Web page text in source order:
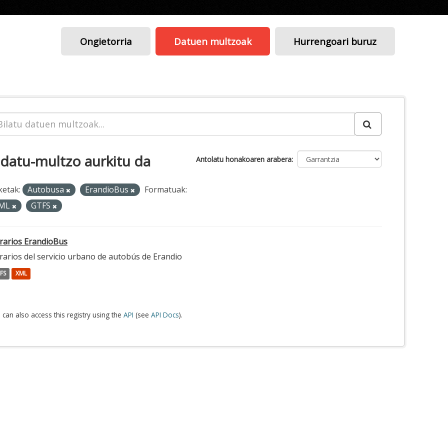
Ongietorria Datuen multzoak Hurrengoari buruz
Antolatu honakoaren arabera
multzo aurkitu da
Autobusa ErandioBus
Formatuak:
GTFS
ErandioBus
del servicio urbano de autobús de Erandio
XML
can also access this registry using the API (see API Docs).